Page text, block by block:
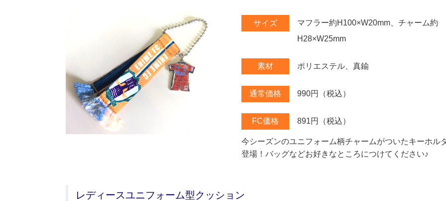
サイズ
マフラー約H100×W20mm、チャーム約
H28×W25mm
素材 ポリエステル、真鍮
通常価格 990円（税込）
FC価格 891円（税込）
今シーズンのユニフォーム柄チャームがついたキーホル
登場！バッグなどお好きなところにつけてください♪
レディースユニフォーム型クッション